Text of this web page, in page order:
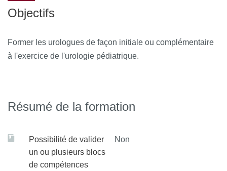
Pour vous inscrire, déposez votre candidature sur
Objectifs
Former les urologues de façon initiale ou complémentaire
à l'exercice de l'urologie pédiatrique.
Résumé de la formation
Possibilité de valider
un ou plusieurs blocs
de compétences
Non